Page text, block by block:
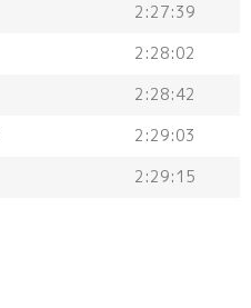
2:27:39
2:28:02
2:28:42
2:29:03
2:29:15